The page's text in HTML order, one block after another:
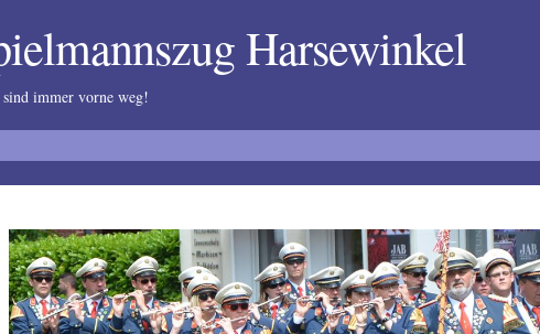
Harsewinkel
sind immer vorne weg!